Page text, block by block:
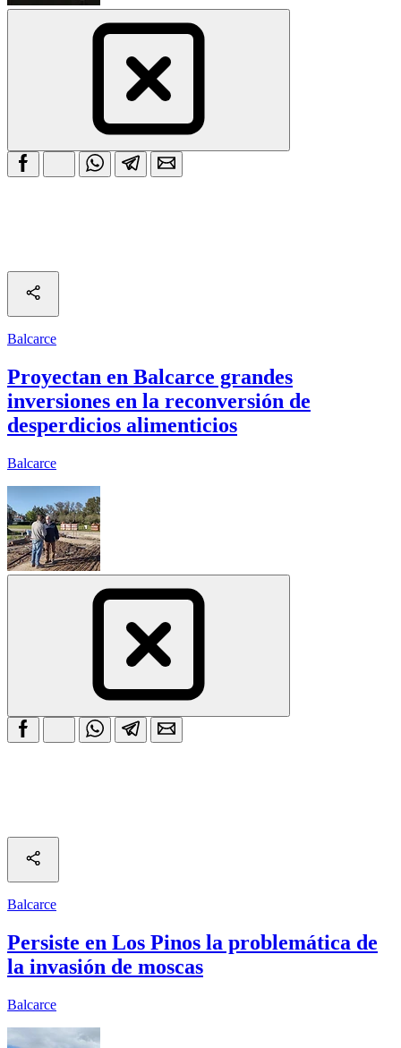
Balcarce
Proyectan en Balcarce grandes
inversiones en la reconversión de
desperdicios alimenticios
Balcarce
Balcarce
Persiste en Los Pinos la problemática de
la invasión de moscas
Balcarce